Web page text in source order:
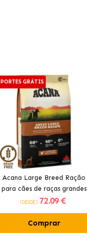
PORTES GRÁTIS
Acana Large Breed Ração
para cães de raças grandes
com frango
(DESDE) 72.09 €
Comprar